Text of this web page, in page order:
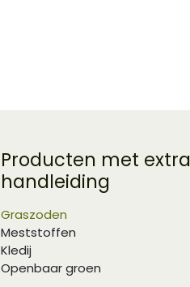
Producten met extra
handleiding
Graszoden
Meststoffen
Kledij
Openbaar groen